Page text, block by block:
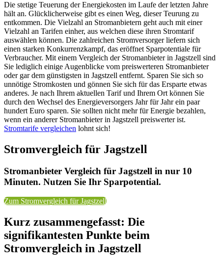
Die stetige Teuerung der Energiekosten im Laufe der letzten Jahre
hält an. Glücklicherweise gibt es einen Weg, dieser Teurung zu
entkommen. Die Vielzahl an Stromanbietern geht auch mit einer
Vielzahl an Tarifen einher, aus welchen diese ihren Stromtarif
auswählen können. Die zahlreichen Stromversorger liefern sich
einen starken Konkurrenzkampf, das eröffnet Sparpotentiale für
Verbraucher. Mit einem Vergleich der Stromanbieter in Jagstzell sind
Sie lediglich einige Augenblicke vom preiswerteren Stromanbieter
oder gar dem günstigsten in Jagstzell entfernt. Sparen Sie sich so
unnötige Stromkosten und gönnen Sie sich für das Ersparte etwas
anderes. Je nach Ihrem aktuellen Tarif und Ihrem Ort können Sie
durch den Wechsel des Energieversorgers Jahr für Jahr ein paar
hundert Euro sparen. Sie sollten nicht mehr für Energie bezahlen,
wenn ein anderer Stromanbieter in Jagstzell preiswerter ist.
Stromtarife vergleichen lohnt sich!
Stromvergleich für Jagstzell
Stromanbieter Vergleich für Jagstzell in nur 10
Minuten. Nutzen Sie Ihr Sparpotential.
Zum Stromvergleich für Jagstzell
Kurz zusammengefasst: Die
signifikantesten Punkte beim
Stromvergleich in Jagstzell